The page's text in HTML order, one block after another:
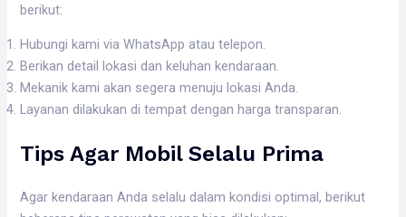
berikut:
Hubungi kami via WhatsApp atau telepon.
Berikan detail lokasi dan keluhan kendaraan.
Mekanik kami akan segera menuju lokasi Anda.
Layanan dilakukan di tempat dengan harga transparan.
Tips Agar Mobil Selalu Prima
Agar kendaraan Anda selalu dalam kondisi optimal, berikut